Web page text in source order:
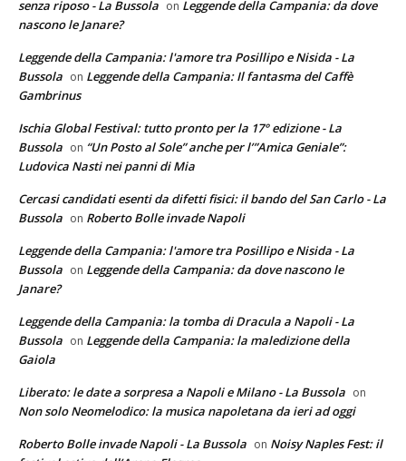
senza riposo - La Bussola on Leggende della Campania: da dove
nascono le Janare?
Leggende della Campania: l'amore tra Posillipo e Nisida - La
Bussola on Leggende della Campania: Il fantasma del Caffè
Gambrinus
Ischia Global Festival: tutto pronto per la 17° edizione - La
Bussola on “Un Posto al Sole” anche per l’”Amica Geniale”:
Ludovica Nasti nei panni di Mia
Cercasi candidati esenti da difetti fisici: il bando del San Carlo - La
Bussola on Roberto Bolle invade Napoli
Leggende della Campania: l'amore tra Posillipo e Nisida - La
Bussola on Leggende della Campania: da dove nascono le
Janare?
Leggende della Campania: la tomba di Dracula a Napoli - La
Bussola on Leggende della Campania: la maledizione della
Gaiola
Liberato: le date a sorpresa a Napoli e Milano - La Bussola on
Non solo Neomelodico: la musica napoletana da ieri ad oggi
Roberto Bolle invade Napoli - La Bussola on Noisy Naples Fest: il